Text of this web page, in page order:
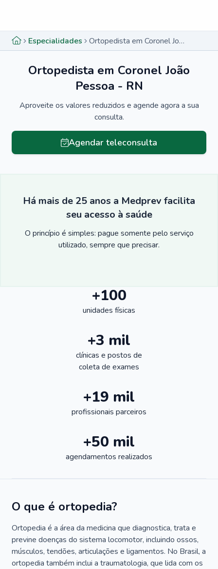
Especialidades Ortopedista em Coronel João Pessoa - RN
Ortopedista em Coronel João
Pessoa - RN
Aproveite os valores reduzidos e agende agora a sua
consulta.
Agendar teleconsulta
Há mais de 25 anos a Medprev facilita
seu acesso à saúde
O princípio é simples: pague somente pelo serviço
utilizado, sempre que precisar.
+100
unidades físicas
+3 mil
clínicas e postos de
coleta de exames
+19 mil
profissionais parceiros
+50 mil
agendamentos realizados
O que é ortopedia?
Ortopedia é a área da medicina que diagnostica, trata e
previne doenças do sistema locomotor, incluindo ossos,
músculos, tendões, articulações e ligamentos. No Brasil, a
ortopedia também inclui a traumatologia, que lida com os